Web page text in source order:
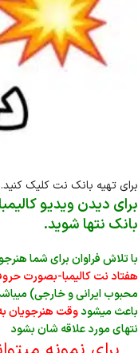
برای تهیه بانک نت کلیک کنید.
برای دیدن ویدیو
بانک نتها شوید.
با تلاش فراوان برای شما
هفتاد نت کالیمبا-بصورت
محبوب ایرانی و خارجی)
باعث میشودوقت هنرجویان
نتهای مورد علاقه شان بشود